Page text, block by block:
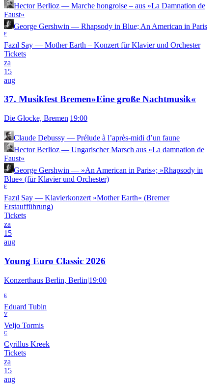
Hector Berlioz — Marche hongroise – aus »La Damnation de
Faust«
George Gershwin — Rhapsody in Blue; An American in Paris
F
Fazıl Say — Mother Earth – Konzert für Klavier und Orchester
Tickets
za
15
aug
37. Musikfest Bremen»Eine große Nachtmusik«
Die Glocke, Bremen|19:00
Claude Debussy — Prélude à l’après-midi d’un faune
Hector Berlioz — Ungarischer Marsch aus »La damnation de
Faust«
George Gershwin — »An American in Paris«; »Rhapsody in
Blue« (für Klavier und Orchester)
F
Fazıl Say — Klavierkonzert »Mother Earth« (Bremer
Erstaufführung)
Tickets
za
15
aug
Young Euro Classic 2026
Konzerthaus Berlin, Berlin|19:00
E
Eduard Tubin
V
Veljo Tormis
C
Cyrillus Kreek
Tickets
za
15
aug